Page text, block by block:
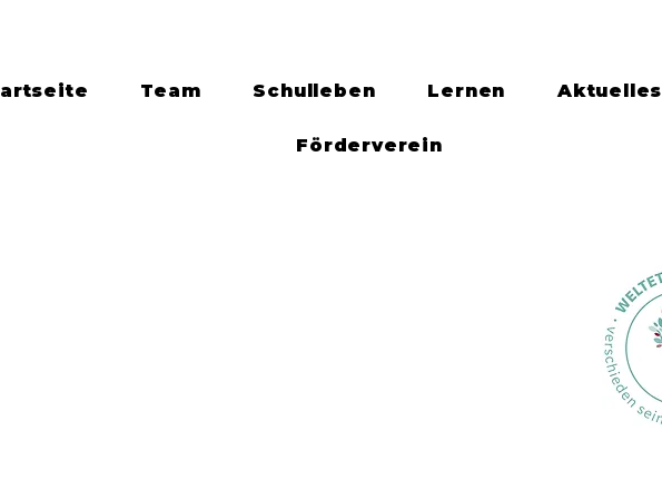
Team Schulleben Lernen Aktuelles
Förderverein